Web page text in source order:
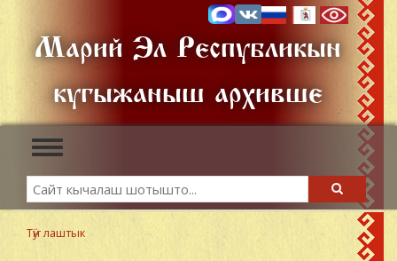
mainМарий Эл Республикын
кугыжаныш архивше
Toggle
navigation
Search
Search
Тӱҥ лаштык